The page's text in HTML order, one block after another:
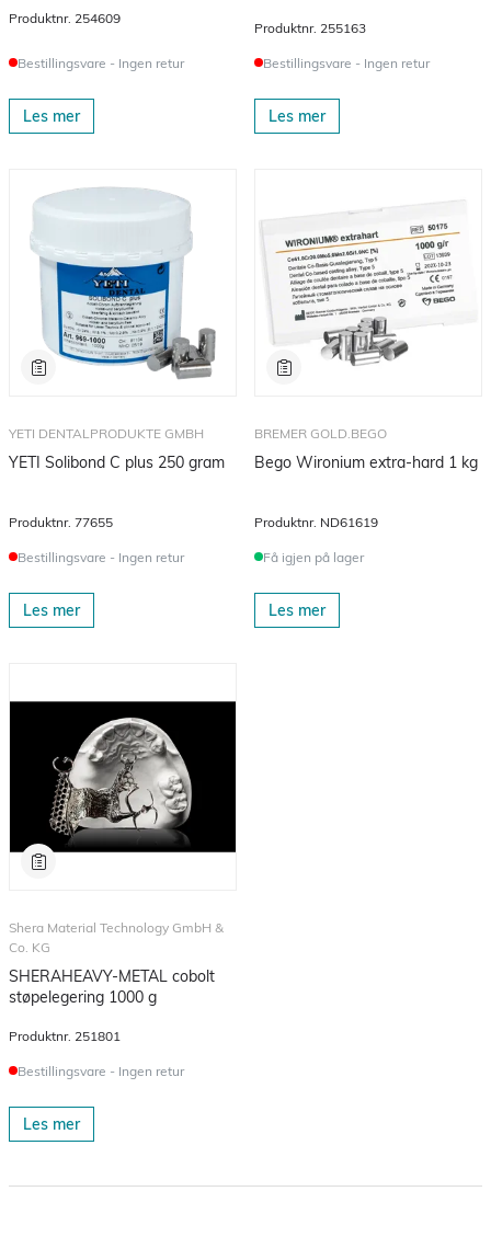
Produktnr. 254609
Bestillingsvare - Ingen retur
Les mer
Produktnr. 255163
Bestillingsvare - Ingen retur
Les mer
YETI DENTALPRODUKTE GMBH
YETI Solibond C plus 250 gram
Produktnr. 77655
Bestillingsvare - Ingen retur
Les mer
BREMER GOLD.BEGO
Bego Wironium extra-hard 1 kg
Produktnr. ND61619
Få igjen på lager
Les mer
Shera Material Technology GmbH &
Co. KG
SHERAHEAVY-METAL cobolt
støpelegering 1000 g
Produktnr. 251801
Bestillingsvare - Ingen retur
Les mer